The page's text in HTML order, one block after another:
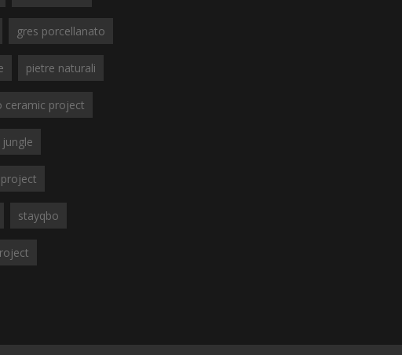
gres porcellanato
pietre naturali
ceramic project
stayqbo